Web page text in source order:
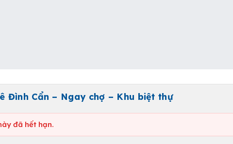
Đình Cẩn – Ngay chợ – Khu biệt thự
đã hết hạn.